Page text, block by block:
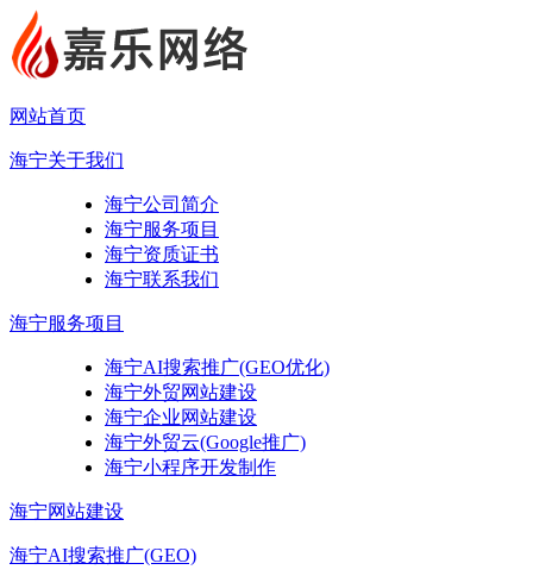
网站首页
海宁关于我们
海宁公司简介
海宁服务项目
海宁资质证书
海宁联系我们
海宁服务项目
海宁AI搜索推广(GEO优化)
海宁外贸网站建设
海宁企业网站建设
海宁外贸云(Google推广)
海宁小程序开发制作
海宁网站建设
海宁AI搜索推广(GEO)